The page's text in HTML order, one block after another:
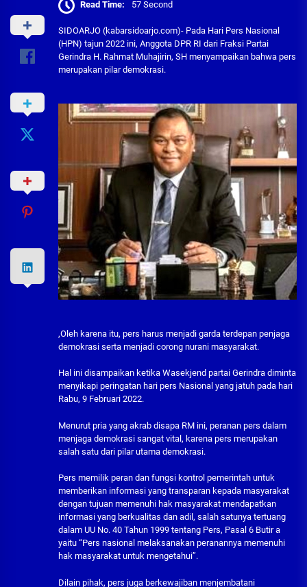
Read Time: 57 Second
SIDOARJO (kabarsidoarjo.com)- Pada Hari Pers Nasional
(HPN) tajun 2022 ini, Anggota DPR RI dari Fraksi Partai
Gerindra H. Rahmat Muhajirin, SH menyampaikan bahwa pers
merupakan pilar demokrasi.
,Oleh karena itu, pers harus menjadi garda terdepan penjaga
demokrasi serta menjadi corong nurani masyarakat.
Hal ini disampaikan ketika Wasekjend partai Gerindra diminta
menyikapi peringatan hari pers Nasional yang jatuh pada hari
Rabu, 9 Februari 2022.
Menurut pria yang akrab disapa RM ini, peranan pers dalam
menjaga demokrasi sangat vital, karena pers merupakan
salah satu dari pilar utama demokrasi.
Pers memilik peran dan fungsi kontrol pemerintah untuk
memberikan informasi yang transparan kepada masyarakat
dengan tujuan memenuhi hak masyarakat mendapatkan
informasi yang berkualitas dan adil, salah satunya tertuang
dalam UU No. 40 Tahun 1999 tentang Pers, Pasal 6 Butir a
yaitu “Pers nasional melaksanakan peranannya memenuhi
hak masyarakat untuk mengetahui”.
Dilain pihak, pers juga berkewajiban menjembatani